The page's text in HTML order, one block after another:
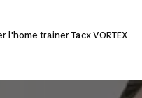
l'home trainer Tacx VORTEX